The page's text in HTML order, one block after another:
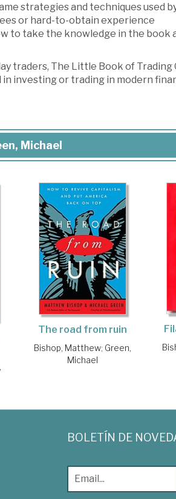
strategies and techniques used
or hard-to-obtain experience
to take the knowledge in the
traders, The Little Book of
investing or trading in modern
Michael
The road from ruin
Bishop, Matthew; Green,
Michael
BOLETÍN DE